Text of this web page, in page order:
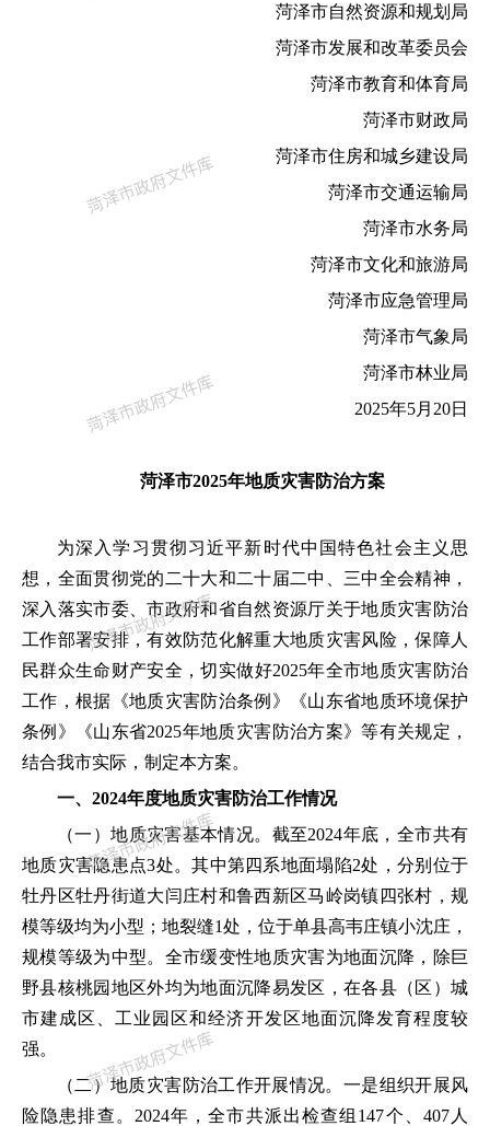
菏泽市自然资源和规划局
菏泽市发展和改革委员会
菏泽市教育和体育局
菏泽市财政局
菏泽市住房和城乡建设局
菏泽市交通运输局
菏泽市水务局
菏泽市文化和旅游局
菏泽市应急管理局
菏泽市气象局
菏泽市林业局
2025年5月20日
菏泽市2025年地质灾害防治方案
为深入学习贯彻习近平新时代中国特色社会主义思
想，全面贯彻党的二十大和二十届二中、三中全会精神，
深入落实市委、市政府和省自然资源厅关于地质灾害防治
工作部署安排，有效防范化解重大地质灾害风险，保障人
民群众生命财产安全，切实做好2025年全市地质灾害防治
工作，根据《地质灾害防治条例》《山东省地质环境保护
条例》《山东省2025年地质灾害防治方案》等有关规定，
结合我市实际，制定本方案。
一、2024年度地质灾害防治工作情况
（一）地质灾害基本情况。 截至2024年底，全市共有
地质灾害隐患点3处。其中第四系地面塌陷2处，分别位于
牡丹区牡丹街道大闫庄村和鲁西新区马岭岗镇四张村，规
模等级均为小型；地裂缝1处，位于单县高韦庄镇小沈庄，
规模等级为中型。全市缓变性地质灾害为地面沉降，除巨
野县核桃园地区外均为地面沉降易发区，在各县（区）城
市建成区、工业园区和经济开发区地面沉降发育程度较
强。
（二）地质灾害防治工作开展情况。 一是组织开展风
险隐患排查。 2024年，全市共派出检查组 147个、 407人